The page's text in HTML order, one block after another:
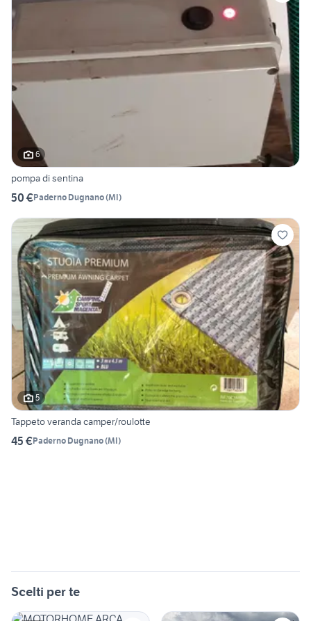
6
pompa di sentina
50 €Paderno Dugnano(MI)
5
Tappeto veranda camper/roulotte
45 €Paderno Dugnano(MI)
Scelti per te